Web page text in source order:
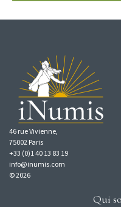
46 rue Vivienne,
75002 Paris
+33 (0)1 40 13 83 19
info@inumis.com
© 2026
Qui